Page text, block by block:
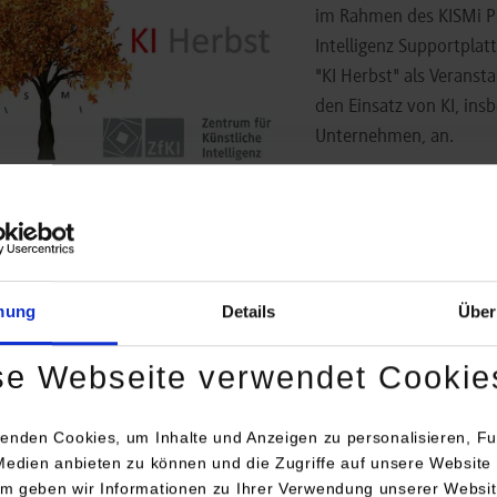
Details
Webseite verwendet
Cookies, um Inhalte und Anzeigen zu personalisieren,
anbieten zu können und die Zugriffe auf unsere Website
geben wir Informationen zu Ihrer Verwendung unserer
im Rahmen des KISMi
Intelligenz
"KI Herbst" als
den Einsatz von KI,
Unternehmen, an.
finden teilweise
Webbrowser. Der Zugangslink wird rechtzeitig zur Verfügung
auf die bereits